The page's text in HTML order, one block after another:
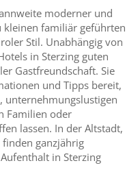
moderner und
kleinen familiär geführten
Stil. Unabhängig von
in Sterzing guten
Gastfreundschaft. Sie
und Tipps bereit,
unternehmungslustigen
Familien oder
lassen. In der Altstadt,
ganzjährig
in Sterzing